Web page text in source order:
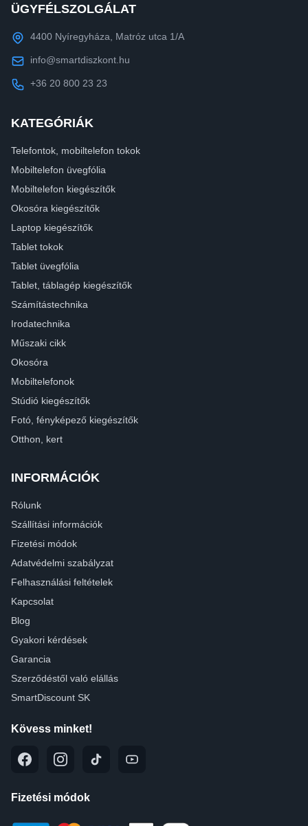
ÜGYFÉLSZOLGÁLAT
4400 Nyíregyháza, Matróz utca 1/A
info@smartdiszkont.hu
+36 20 800 23 23
KATEGÓRIÁK
Telefontok, mobiltelefon tokok
Mobiltelefon üvegfólia
Mobiltelefon kiegészítők
Okosóra kiegészítők
Laptop kiegészítők
Tablet tokok
Tablet üvegfólia
Tablet, táblagép kiegészítők
Számítástechnika
Irodatechnika
Műszaki cikk
Okosóra
Mobiltelefonok
Stúdió kiegészítők
Fotó, fényképező kiegészítők
Otthon, kert
INFORMÁCIÓK
Rólunk
Szállítási információk
Fizetési módok
Adatvédelmi szabályzat
Felhasználási feltételek
Kapcsolat
Blog
Gyakori kérdések
Garancia
Szerződéstől való elállás
SmartDiscount SK
Kövess minket!
Fizetési módok